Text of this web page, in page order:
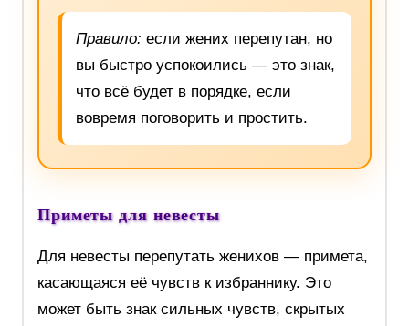
Правило: если жених перепутан, но
вы быстро успокоились — это знак,
что всё будет в порядке, если
вовремя поговорить и простить.
Приметы для невесты
Для невесты перепутать женихов — примета,
касающаяся её чувств к избраннику. Это
может быть знак сильных чувств, скрытых